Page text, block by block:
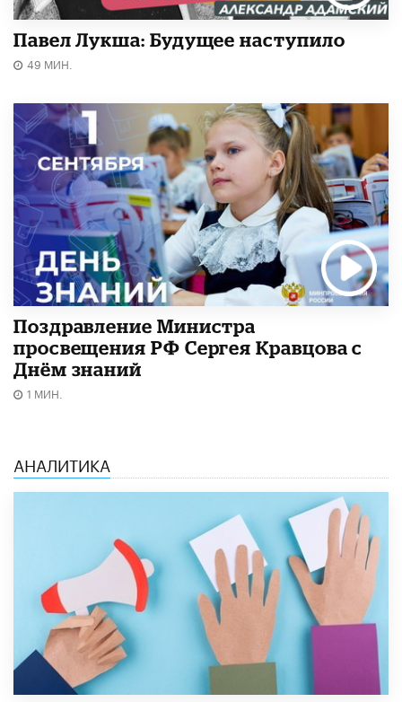
Павел Лукша: Будущее наступило
49 МИН.
Поздравление Министра
просвещения РФ Сергея Кравцова с
Днём знаний
1 МИН.
АНАЛИТИКА